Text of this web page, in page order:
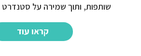
שותפות, ותוך שמירה על סטנדרט
קראו עוד